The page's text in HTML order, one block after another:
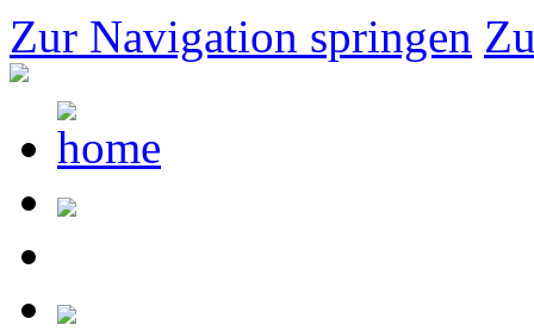
Zur Navigation springen